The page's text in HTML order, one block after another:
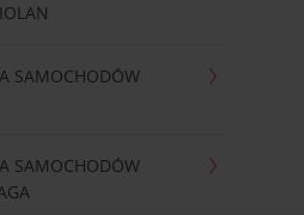
SAMOCHODÓW
SAMOCHODÓW